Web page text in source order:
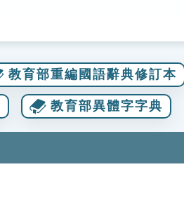
教育部重編國語辭典修訂本
教育部異體字字典